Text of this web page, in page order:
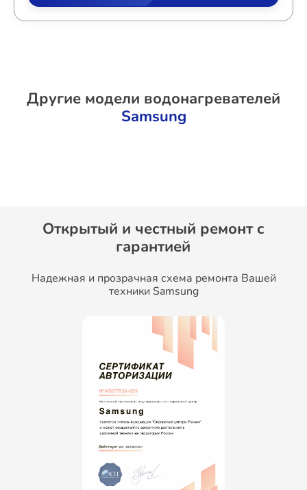
Другие модели водонагревателей
Samsung
Открытый и честный ремонт c
гарантией
Надежная и прозрачная схема ремонта Вашей
техники Samsung